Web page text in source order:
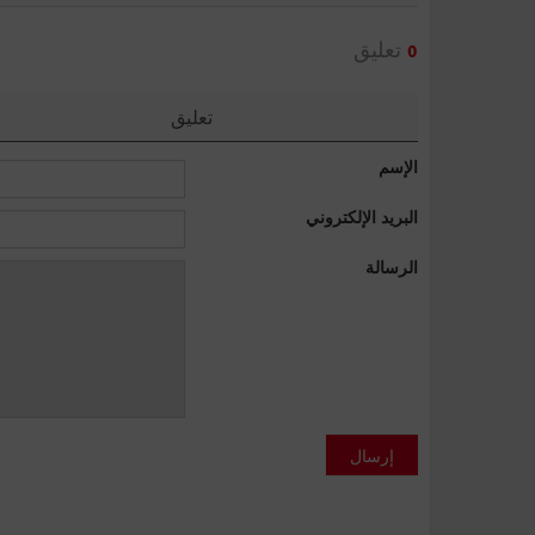
0 تعليق
تعليق
الإسم
البريد الإلكتروني
الرسالة
إرسال